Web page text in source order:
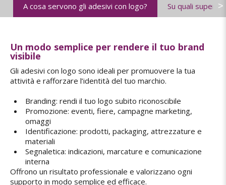
A cosa servono gli adesivi con logo? Su quali >
Un modo semplice per rendere il tuo brand
visibile
Gli adesivi con logo sono ideali per promuovere la tua
attività e rafforzare l’identità del tuo marchio.
Branding: rendi il tuo logo subito riconoscibile
Promozione: eventi, fiere, campagne marketing,
omaggi
Identificazione: prodotti, packaging, attrezzature e
materiali
Segnaletica: indicazioni, marcature e comunicazione
interna
Offrono un risultato professionale e valorizzano ogni
supporto in modo semplice ed efficace.